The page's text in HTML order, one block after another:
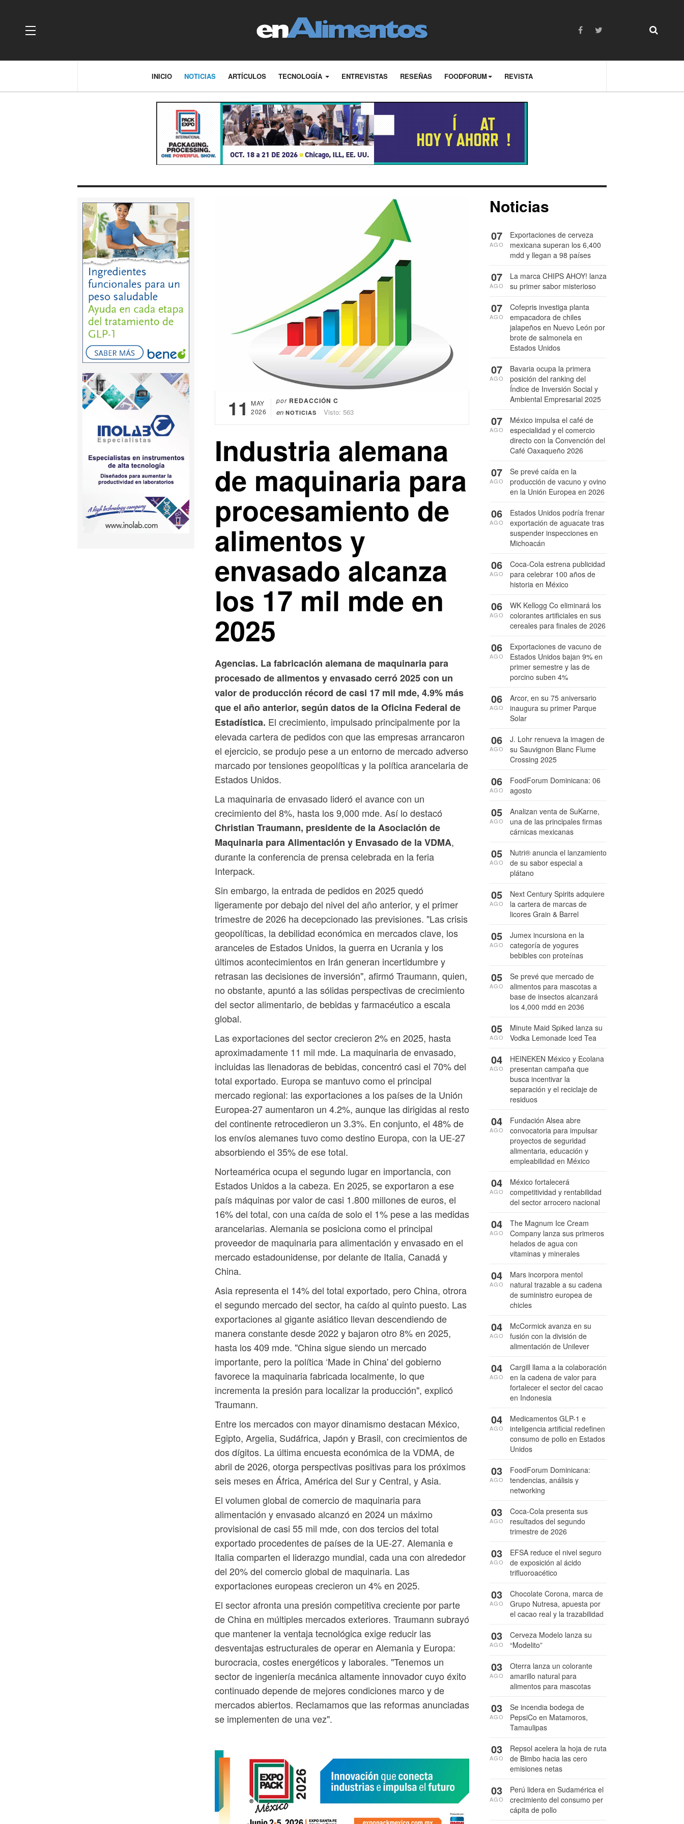
OFF CANVAS
INICIO NOTICIAS ARTÍCULOS TECNOLOGÍA ENTREVISTAS RESEÑAS FOODFORUM REVISTA
11
MAY
2026
por REDACCIÓN C
en NOTICIAS Visto: 563
Industria alemana
de maquinaria para
procesamiento de
alimentos y
envasado alcanza
los 17 mil mde en
2025
Agencias. La fabricación alemana de maquinaria para
procesado de alimentos y envasado cerró 2025 con un
valor de producción récord de casi 17 mil mde, 4.9% más
que el año anterior, según datos de la Oficina Federal de
Estadística. El crecimiento, impulsado principalmente por la
elevada cartera de pedidos con que las empresas arrancaron
el ejercicio, se produjo pese a un entorno de mercado adverso
marcado por tensiones geopolíticas y la política arancelaria de
Estados Unidos.
La maquinaria de envasado lideró el avance con un
crecimiento del 8%, hasta los 9,000 mde. Así lo destacó
Christian Traumann, presidente de la Asociación de
Maquinaria para Alimentación y Envasado de la VDMA,
durante la conferencia de prensa celebrada en la feria
Interpack.
Sin embargo, la entrada de pedidos en 2025 quedó
ligeramente por debajo del nivel del año anterior, y el primer
trimestre de 2026 ha decepcionado las previsiones. "Las crisis
geopolíticas, la debilidad económica en mercados clave, los
aranceles de Estados Unidos, la guerra en Ucrania y los
últimos acontecimientos en Irán generan incertidumbre y
retrasan las decisiones de inversión", afirmó Traumann, quien,
no obstante, apuntó a las sólidas perspectivas de crecimiento
del sector alimentario, de bebidas y farmacéutico a escala
global.
Las exportaciones del sector crecieron 2% en 2025, hasta
aproximadamente 11 mil mde. La maquinaria de envasado,
incluidas las llenadoras de bebidas, concentró casi el 70% del
total exportado. Europa se mantuvo como el principal
mercado regional: las exportaciones a los países de la Unión
Europea-27 aumentaron un 4.2%, aunque las dirigidas al resto
del continente retrocedieron un 3.3%. En conjunto, el 48% de
los envíos alemanes tuvo como destino Europa, con la UE-27
absorbiendo el 35% de ese total.
Norteamérica ocupa el segundo lugar en importancia, con
Estados Unidos a la cabeza. En 2025, se exportaron a ese
país máquinas por valor de casi 1.800 millones de euros, el
16% del total, con una caída de solo el 1% pese a las medidas
arancelarias. Alemania se posiciona como el principal
proveedor de maquinaria para alimentación y envasado en el
mercado estadounidense, por delante de Italia, Canadá y
China.
Asia representa el 14% del total exportado, pero China, otrora
el segundo mercado del sector, ha caído al quinto puesto. Las
exportaciones al gigante asiático llevan descendiendo de
manera constante desde 2022 y bajaron otro 8% en 2025,
hasta los 409 mde. "China sigue siendo un mercado
importante, pero la política ‘Made in China' del gobierno
favorece la maquinaria fabricada localmente, lo que
incrementa la presión para localizar la producción", explicó
Traumann.
Entre los mercados con mayor dinamismo destacan México,
Egipto, Argelia, Sudáfrica, Japón y Brasil, con crecimientos de
dos dígitos. La última encuesta económica de la VDMA, de
abril de 2026, otorga perspectivas positivas para los próximos
seis meses en África, América del Sur y Central, y Asia.
El volumen global de comercio de maquinaria para
alimentación y envasado alcanzó en 2024 un máximo
provisional de casi 55 mil mde, con dos tercios del total
exportado procedentes de países de la UE-27. Alemania e
Italia comparten el liderazgo mundial, cada una con alrededor
del 20% del comercio global de maquinaria. Las
exportaciones europeas crecieron un 4% en 2025.
El sector afronta una presión competitiva creciente por parte
de China en múltiples mercados exteriores. Traumann subrayó
que mantener la ventaja tecnológica exige reducir las
desventajas estructurales de operar en Alemania y Europa:
burocracia, costes energéticos y laborales. "Tenemos un
sector de ingeniería mecánica altamente innovador cuyo éxito
continuado depende de mejores condiciones marco y de
mercados abiertos. Reclamamos que las reformas anunciadas
se implementen de una vez".
Noticias
Exportaciones de cerveza
mexicana superan los 6,400
mdd y llegan a 98 países
07
AGO
La marca CHIPS AHOY! lanza
su primer sabor misterioso
07
AGO
Cofepris investiga planta
empacadora de chiles
jalapeños en Nuevo León por
brote de salmonela en
Estados Unidos
07
AGO
Bavaria ocupa la primera
posición del ranking del
Índice de Inversión Social y
Ambiental Empresarial 2025
07
AGO
México impulsa el café de
especialidad y el comercio
directo con la Convención del
Café Oaxaqueño 2026
07
AGO
Se prevé caída en la
producción de vacuno y ovino
en la Unión Europea en 2026
07
AGO
Estados Unidos podría frenar
exportación de aguacate tras
suspender inspecciones en
Michoacán
06
AGO
Coca-Cola estrena publicidad
para celebrar 100 años de
historia en México
06
AGO
WK Kellogg Co eliminará los
colorantes artificiales en sus
cereales para finales de 2026
06
AGO
Exportaciones de vacuno de
Estados Unidos bajan 9% en
primer semestre y las de
porcino suben 4%
06
AGO
Arcor, en su 75 aniversario
inaugura su primer Parque
Solar
06
AGO
J. Lohr renueva la imagen de
su Sauvignon Blanc Flume
Crossing 2025
06
AGO
FoodForum Dominicana: 06
agosto
06
AGO
Analizan venta de SuKarne,
una de las principales firmas
cárnicas mexicanas
05
AGO
Nutri® anuncia el lanzamiento
de su sabor especial a
plátano
05
AGO
Next Century Spirits adquiere
la cartera de marcas de
licores Grain & Barrel
05
AGO
Jumex incursiona en la
categoría de yogures
bebibles con proteínas
05
AGO
Se prevé que mercado de
alimentos para mascotas a
base de insectos alcanzará
los 4,000 mdd en 2036
05
AGO
Minute Maid Spiked lanza su
Vodka Lemonade Iced Tea
05
AGO
HEINEKEN México y Ecolana
presentan campaña que
busca incentivar la
separación y el reciclaje de
residuos
04
AGO
Fundación Alsea abre
convocatoria para impulsar
proyectos de seguridad
alimentaria, educación y
empleabilidad en México
04
AGO
México fortalecerá
competitividad y rentabilidad
del sector arrocero nacional
04
AGO
The Magnum Ice Cream
Company lanza sus primeros
helados de agua con
vitaminas y minerales
04
AGO
Mars incorpora mentol
natural trazable a su cadena
de suministro europea de
chicles
04
AGO
McCormick avanza en su
fusión con la división de
alimentación de Unilever
04
AGO
Cargill llama a la colaboración
en la cadena de valor para
fortalecer el sector del cacao
en Indonesia
04
AGO
Medicamentos GLP-1 e
inteligencia artificial redefinen
consumo de pollo en Estados
Unidos
04
AGO
FoodForum Dominicana:
tendencias, análisis y
networking
03
AGO
Coca-Cola presenta sus
resultados del segundo
trimestre de 2026
03
AGO
EFSA reduce el nivel seguro
de exposición al ácido
trifluoroacético
03
AGO
Chocolate Corona, marca de
Grupo Nutresa, apuesta por
el cacao real y la trazabilidad
03
AGO
Cerveza Modelo lanza su
“Modelito”
03
AGO
Oterra lanza un colorante
amarillo natural para
alimentos para mascotas
03
AGO
Se incendia bodega de
PepsiCo en Matamoros,
Tamaulipas
03
AGO
Repsol acelera la hoja de ruta
de Bimbo hacia las cero
emisiones netas
03
AGO
Perú lidera en Sudamérica el
crecimiento del consumo per
cápita de pollo
03
AGO